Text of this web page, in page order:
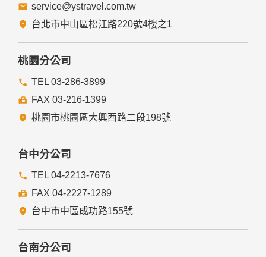
service@ystravel.com.tw
台北市中山區松江路220號4樓之1
桃園分公司
TEL 03-286-3899
FAX 03-216-1399
桃園市桃園區大興西路二段198號
台中分公司
TEL 04-2213-7676
FAX 04-2227-1289
台中市中區成功路155號
台南分公司